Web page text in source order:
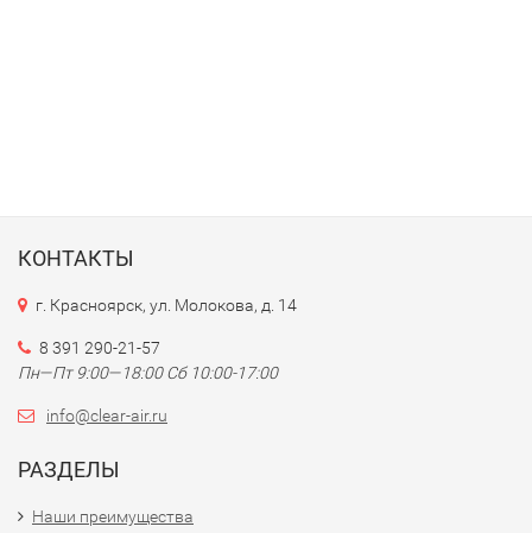
КОНТАКТЫ
г. Красноярск, ул. Молокова, д. 14
8 391 290-21-57
Пн—Пт 9:00—18:00 Сб 10:00-17:00
info@clear-air.ru
РАЗДЕЛЫ
Наши преимущества